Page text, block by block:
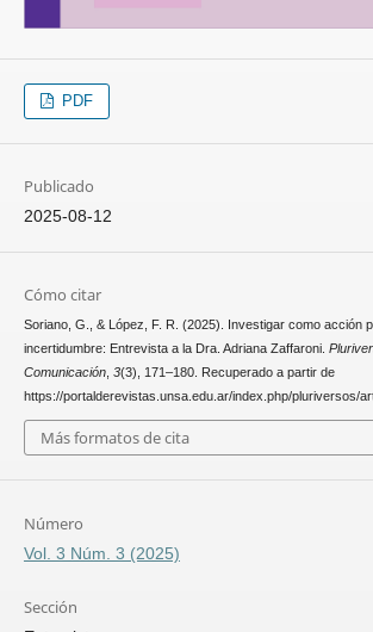
PDF
Publicado
2025-08-12
Cómo citar
Soriano, G., & López, F. R. (2025). Investigar como acción
incertidumbre: Entrevista a la Dra. Adriana Zaffaroni.
Comunicación, 3(3), 171–180. Recuperado a partir de
https://portalderevistas.unsa.edu.ar/index.php/pluriversos/
Más formatos de cita
Número
Vol. 3 Núm. 3 (2025)
Sección